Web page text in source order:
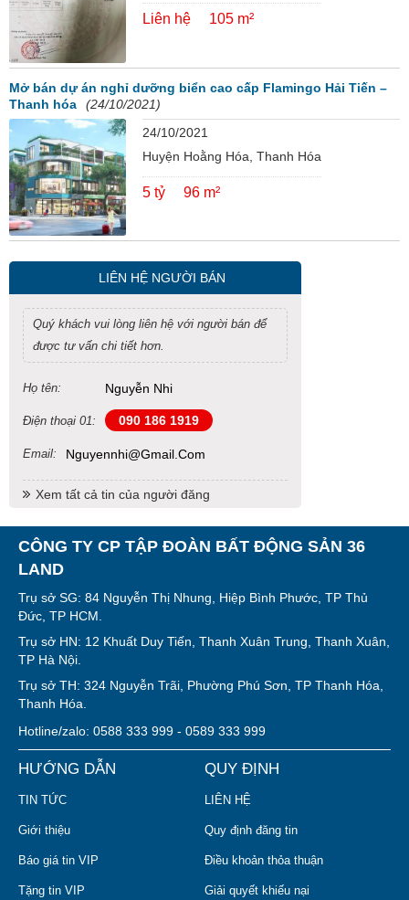
Liên hệ 105 m²
Mở bán dự án nghỉ dưỡng biển cao cấp Flamingo Hải Tiến –
Thanh hóa
(24/10/2021)
24/10/2021
Huyện Hoằng Hóa, Thanh Hóa
5 tỷ 96 m²
LIÊN HỆ NGƯỜI BÁN
Quý khách vui lòng liên hệ với người bán để
được tư vấn chi tiết hơn.
Họ tên: Nguyễn Nhi
Điện thoại 01: 090 186 1919
Email: Nguyennhi@gmail.com
Xem tất cả tin của người đăng
CÔNG TY CP TẬP ĐOÀN BẤT ĐỘNG SẢN 36
LAND
Trụ sở SG: 84 Nguyễn Thị Nhung, Hiệp Bình Phước, TP Thủ
Đức, TP HCM.
Trụ sở HN: 12 Khuất Duy Tiến, Thanh Xuân Trung, Thanh Xuân,
TP Hà Nội.
Trụ sở TH: 324 Nguyễn Trãi, Phường Phú Sơn, TP Thanh Hóa,
Thanh Hóa.
Hotline/zalo: 0588 333 999 - 0589 333 999
HƯỚNG DẪN
TIN TỨC
Giới thiệu
Báo giá tin VIP
Tặng tin VIP
QUY ĐỊNH
LIÊN HỆ
Quy định đăng tin
Điều khoản thỏa thuận
Giải quyết khiếu nại